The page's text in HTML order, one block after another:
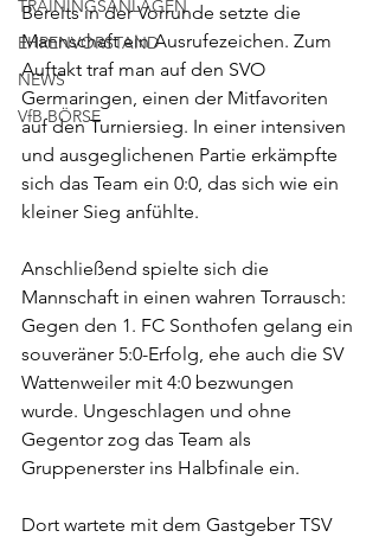
TRAININGSANLAGEN
EHRENVORSTAND
NEWS
VfB BÖRSE
Bereits in der Vorrunde setzte die
Mannschaft ein Ausrufezeichen. Zum
Auftakt traf man auf den SVO
Germaringen, einen der Mitfavoriten
auf den Turniersieg. In einer intensiven
und ausgeglichenen Partie erkämpfte
sich das Team ein 0:0, das sich wie ein
kleiner Sieg anfühlte.
Anschließend spielte sich die
Mannschaft in einen wahren Torrausch:
Gegen den 1. FC Sonthofen gelang ein
souveräner 5:0-Erfolg, ehe auch die SV
Wattenweiler mit 4:0 bezwungen
wurde. Ungeschlagen und ohne
Gegentor zog das Team als
Gruppenerster ins Halbfinale ein.
Dort wartete mit dem Gastgeber TSV